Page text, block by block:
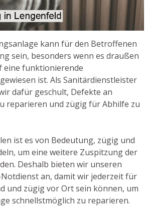
kann für den Betroffenen
sein, besonders wenn es draußen
eine funktionierende
ist. Als Sanitärdienstleister
dafür geschult, Defekte an
reparieren und zügig für Abhilfe zu
ist es von Bedeutung, zügig und
um eine weitere Zuspitzung der
Deshalb bieten wir unseren
an, damit wir jederzeit für
und zügig vor Ort sein können, um
schnellstmöglich zu reparieren.